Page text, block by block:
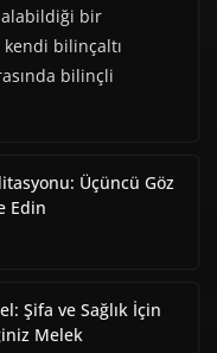
bir
bilinçaltı
bilinçli
Üçüncü Göz
Edin
Şifa ve Sağlık İçin
Melek